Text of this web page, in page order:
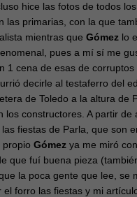
hice las fotos de todos
las primarias, con la que
mientras que Gómez lo
pues a mí sí me
1 cena de esas de
decirle al testaferro del
de Toledo a la altura de
constructores. A partir de
fiestas de Parla, que son
propio Gómez ya me miró
que fuí buena pieza
la poca gente que lee, se
forro las fiestas y mi